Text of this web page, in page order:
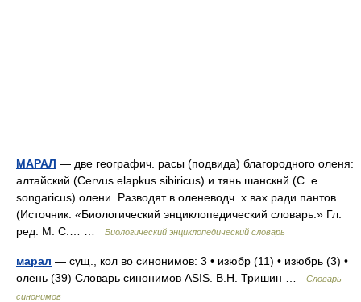
МАРАЛ — две географич. расы (подвида) благородного оленя:
алтайский (Cervus elapkus sibiricus) и тянь шанскнй (С. е.
songaricus) олени. Разводят в оленеводч. х вах ради пантов. .
(Источник: «Биологический энциклопедический словарь.» Гл.
ред. М. С.… …
Биологический энциклопедический словарь
марал — сущ., кол во синонимов: 3 • изюбр (11) • изюбрь (3) •
олень (39) Словарь синонимов ASIS. В.Н. Тришин …
Словарь
синонимов